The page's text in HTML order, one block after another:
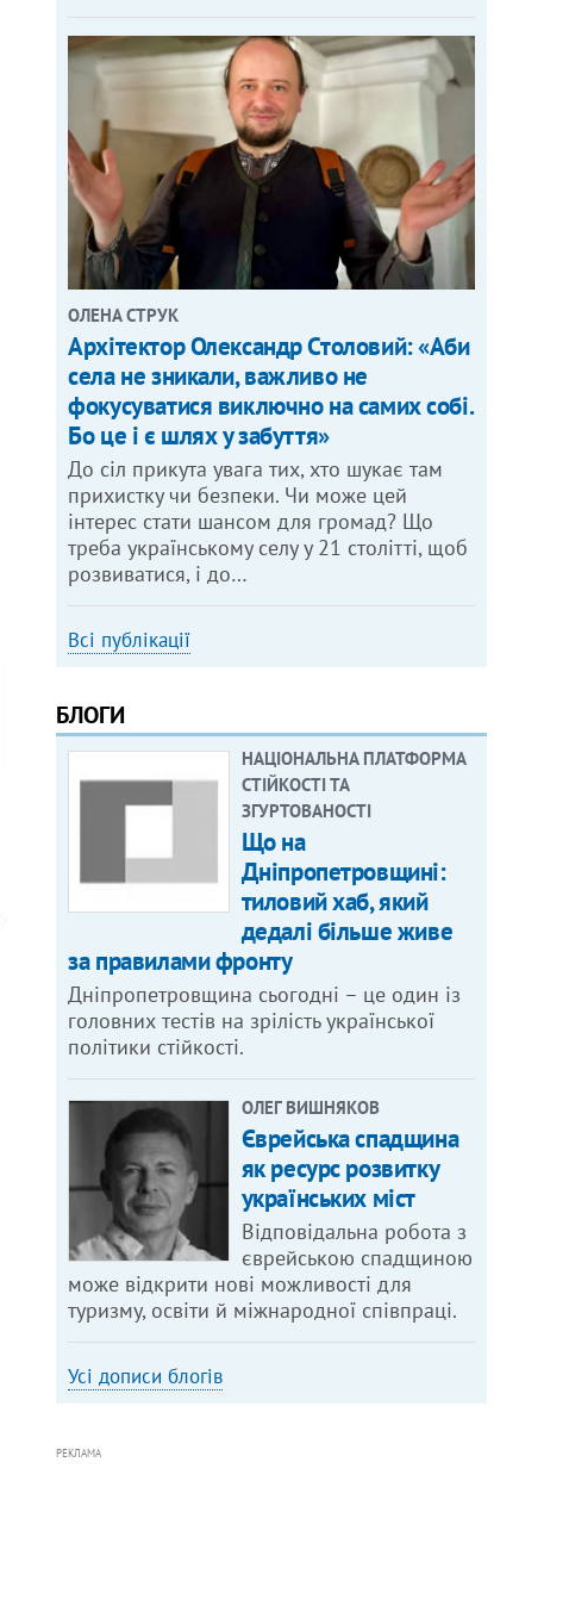
ОЛЕНА СТРУК
Архітектор Олександр Столовий: «Аби
села не зникали, важливо не
фокусуватися виключно на самих собі.
Бо це і є шлях у забуття»
До сіл прикута увага тих, хто шукає там
прихистку чи безпеки. Чи може цей
інтерес стати шансом для громад? Що
треба українському селу у 21 столітті, щоб
розвиватися, і до…
Всі публікації
БЛОГИ
НАЦІОНАЛЬНА ПЛАТФОРМА
СТІЙКОСТІ ТА
ЗГУРТОВАНОСТІ
Що на
Дніпропетровщині:
тиловий хаб, який
дедалі більше живе
за правилами фронту
Дніпропетровщина сьогодні – це один із
головних тестів на зрілість української
політики стійкості.
ОЛЕГ ВИШНЯКОВ
Єврейська спадщина
як ресурс розвитку
українських міст
Відповідальна робота з
єврейською спадщиною
може відкрити нові можливості для
туризму, освіти й міжнародної співпраці.
Усі дописи блогів
РЕКЛАМА